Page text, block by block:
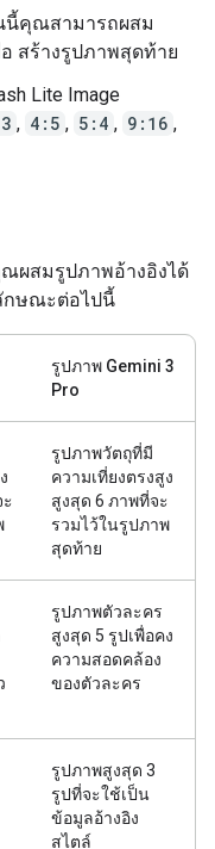
นี้คุณสามารถผสม
สร้างรูปภาพสุดท้าย
Lite Image
, 4:5 , 5:4 , 9:16 ,
ณผสมรูปภาพอ้างอิงได้
กษณะต่อไปนี้
รูปภาพ Gemini 3
Pro
รูปภาพวัตถุที่มี
ความเที่ยงตรงสูง
สูงสุด 6 ภาพที่จะ
รวมไว้ในรูปภาพ
สุดท้าย
รูปภาพตัวละคร
สูงสุด 5 รูปเพื่อคง
ความสอดคล้อง
ของตัวละคร
รูปภาพสูงสุด 3
รูปที่จะใช้เป็น
ข้อมูลอ้างอิง
สไตล์